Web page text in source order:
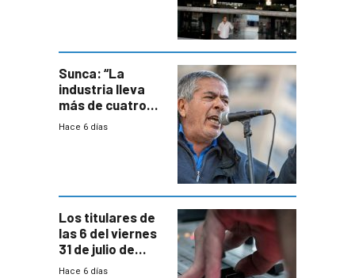
Sunca: “La
industria lleva
más de cuatro
meses sin
Hace 6 días
Los titulares de
las 6 del viernes
31 de julio de
2026
Hace 6 días